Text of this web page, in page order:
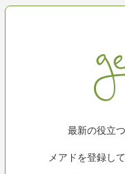
最新の役立
メアドを登録し